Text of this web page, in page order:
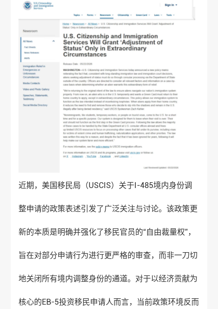
近期，美国移民局（USCIS）关于I-485境内身份调
整申请的政策表述引发了广泛关注与讨论。该政策更
新的本质是明确并强化了移民官员的“自由裁量权”，
旨在对部分申请行为进行更严格的审查，而非一刀切
地关闭所有境内调整身份的通道。对于以经济贡献为
核心的EB-5投资移民申请人而言，当前政策环境反而